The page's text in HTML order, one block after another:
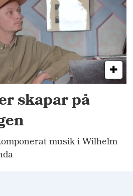
skapar på
musik i Wilhelm